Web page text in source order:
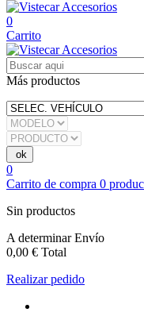
0
Carrito
Más productos
0
Carrito de compra 0
Sin productos
A determinarEnvío
0,00 € Total
Realizar pedido